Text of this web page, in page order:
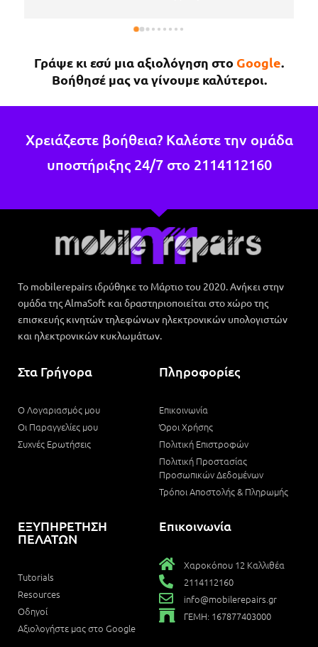
να πάρω το κινητό μου το νωρίτερο δυνατόν
κάτι άλλο θα επιστρέψω σίγουρα.
Γράψε κι εσύ μια αξιολόγηση στο Google.
Βοήθησέ μας να γίνουμε καλύτεροι.
Χρειάζεστε βοήθεια? Καλέστε την ομάδα
υποστήριξης 24/7 στο 2114112160
Το mobilerepairs ιδρύθηκε το Μάρτιο του 2020. Ανήκει στην
ομάδα της AlmaSoft και δραστηριοποιείται στο χώρο της
επισκευής κινητών τηλεφώνων ηλεκτρονικών υπολογιστών
και ηλεκτρονικών κυκλωμάτων.
Στα Γρήγορα
Ο Λογαριασμός μου
Οι Παραγγελίες μου
Συχνές Ερωτήσεις
Πληροφορίες
Επικοινωνία
Όροι Χρήσης
Πολιτική Επιστροφών
Πολιτική Προστασίας
Προσωπικών Δεδομένων
Τρόποι Αποστολής & Πληρωμής
ΕΞΥΠΗΡΕΤΗΣΗ
ΠΕΛΑΤΩΝ
Tutorials
Resources
Οδηγοί
Αξιολογήστε μας στο Google
Επικοινωνία
Χαροκόπου 12 Καλλιθέα
2114112160
info@mobilerepairs.gr
ΓΕΜΗ: 167877403000